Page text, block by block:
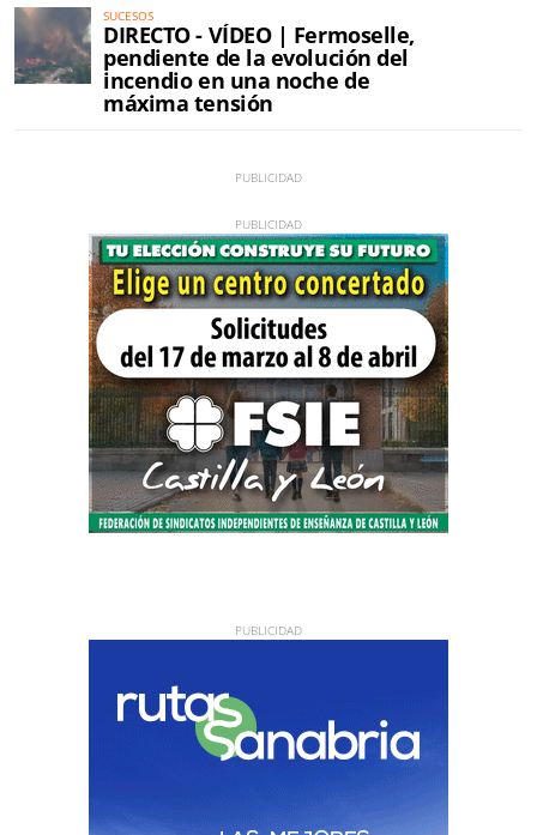
SUCESOS
DIRECTO - VÍDEO | Fermoselle,
pendiente de la evolución del
incendio en una noche de
máxima tensión